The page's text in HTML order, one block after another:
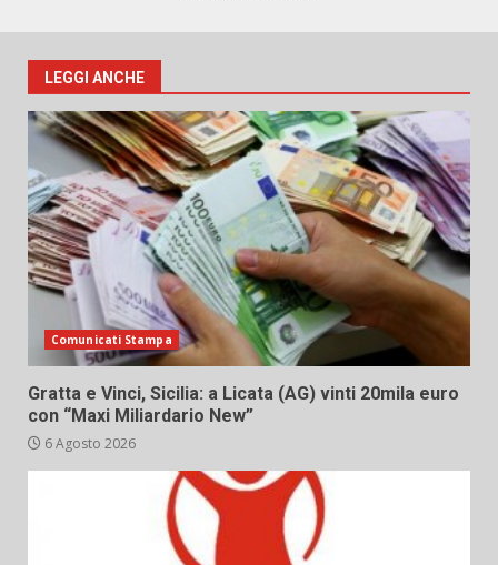
LEGGI ANCHE
Comunicati Stampa
Gratta e Vinci, Sicilia: a Licata (AG) vinti 20mila euro
con “Maxi Miliardario New”
6 Agosto 2026